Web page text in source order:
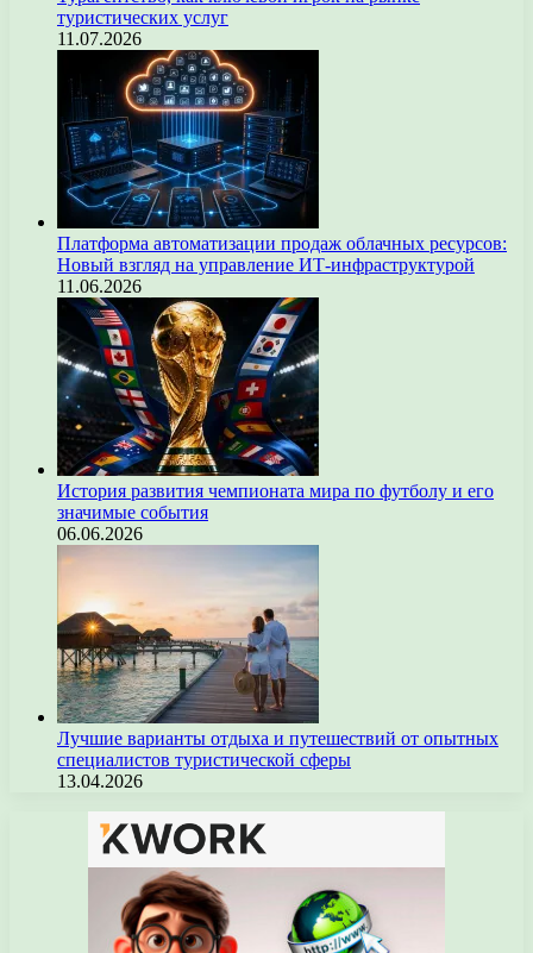
туристических услуг
11.07.2026
Платформа автоматизации продаж облачных ресурсов:
Новый взгляд на управление ИТ-инфраструктурой
11.06.2026
История развития чемпионата мира по футболу и его
значимые события
06.06.2026
Лучшие варианты отдыха и путешествий от опытных
специалистов туристической сферы
13.04.2026